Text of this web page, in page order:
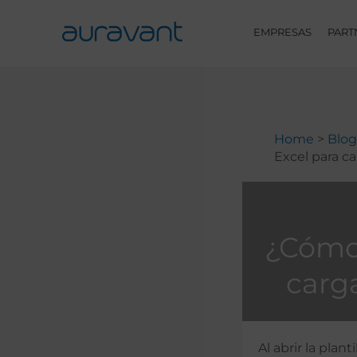
EMPRESAS
Home Blog
Excel para
Al abrir la